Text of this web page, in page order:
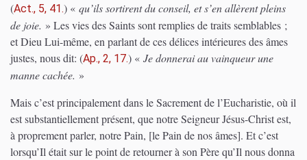
(Act., 5, 41.) « qu’ils sortirent du conseil, et s’en allèrent pleins
de joie. » Les vies des Saints sont remplies de traits semblables ;
et Dieu Lui-même, en parlant de ces délices intérieures des âmes
justes, nous dit: (Ap., 2, 17.) « Je donnerai au vainqueur une
manne cachée. »
Mais c’est principalement dans le Sacrement de l’Eucharistie, où il
est substantiellement présent, que notre Seigneur Jésus-Christ est,
à proprement parler, notre Pain, [le Pain de nos âmes]. Et c’est
lorsqu’Il était sur le point de retourner à son Père qu’Il nous donna